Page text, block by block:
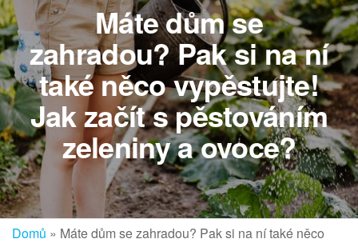
Máte dům se
zahradou? Pak si na ní
také něco vypěstujte!
Jak začít s pěstováním
zeleniny a ovoce?
Domů » Máte dům se zahradou? Pak si na ní také něco